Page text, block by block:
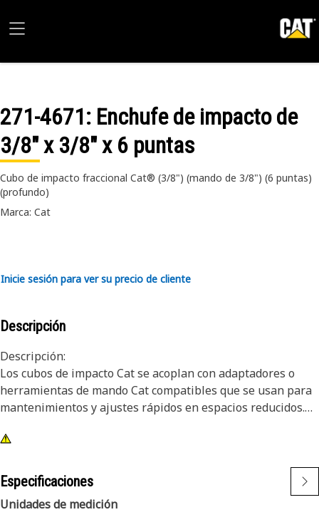
271-4671: Enchufe de impacto de
3/8" x 3/8" x 6 puntas
Cubo de impacto fraccional Cat® (3/8") (mando de 3/8") (6 puntas)
(profundo)
Marca: Cat
Inicie sesión para ver su precio de cliente
Descripción
Descripción:
Los cubos de impacto Cat se acoplan con adaptadores o
herramientas de mando Cat compatibles que se usan para
mantenimientos y ajustes rápidos en espacios reducidos.
Atributos:
• Longitud profunda
• Mando cuadrado de 3/8"
• Acabado de óxido negro
Especificaciones
Unidades de medición